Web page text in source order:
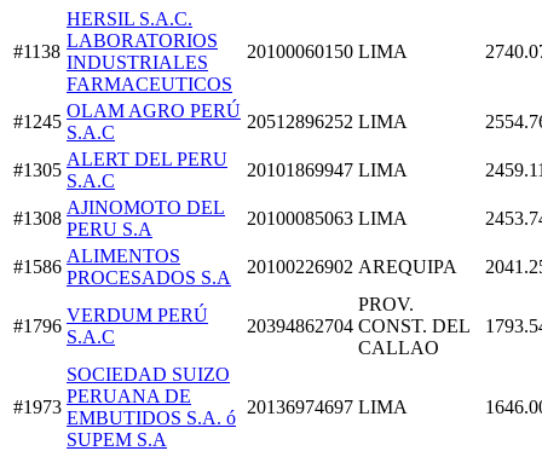
#1138
HERSIL S.A.C.
LABORATORIOS
INDUSTRIALES
FARMACEUTICOS
20100060150 LIMA
#1245
OLAM AGRO PERÚ
S.A.C
20512896252 LIMA
#1305
ALERT DEL PERU
S.A.C
20101869947 LIMA
#1308
AJINOMOTO DEL
PERU S.A
20100085063 LIMA
#1586
ALIMENTOS
PROCESADOS S.A
20100226902 AREQUIPA
#1796
VERDUM PERÚ
S.A.C
20394862704
PROV.
CONST. DEL
CALLAO
#1973
SOCIEDAD SUIZO
PERUANA DE
EMBUTIDOS S.A. ó
SUPEM S.A
20136974697 LIMA